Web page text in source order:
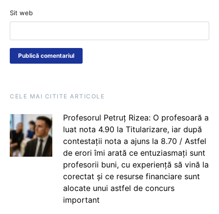
Sit web
CELE MAI CITITE ARTICOLE
Profesorul Petruț Rizea: O profesoară a
luat nota 4.90 la Titularizare, iar după
contestații nota a ajuns la 8.70 / Astfel
de erori îmi arată ce entuziasmați sunt
profesorii buni, cu experiență să vină la
corectat și ce resurse financiare sunt
alocate unui astfel de concurs
important